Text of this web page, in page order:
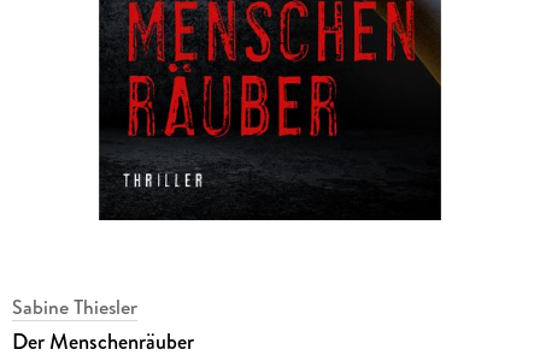
Sabine Thiesler
Der Menschenräuber